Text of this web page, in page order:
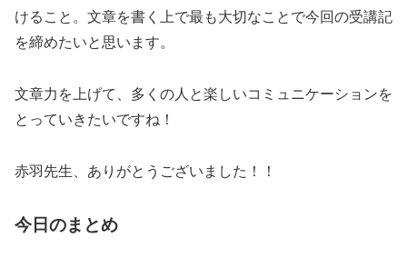
けること。文章を書く上で最も大切なことで今回の受講記
を締めたいと思います。
文章力を上げて、多くの人と楽しいコミュニケーションを
とっていきたいですね！
赤羽先生、ありがとうございました！！
今日のまとめ